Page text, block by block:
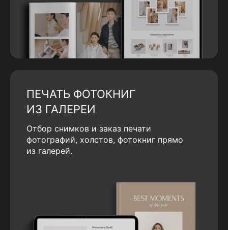
ПЕЧАТЬ ФОТОКНИГ
ИЗ ГАЛЕРЕИ
Отбор снимков и заказ печати
фотографий, холстов, фотокниг прямо
из галерей.